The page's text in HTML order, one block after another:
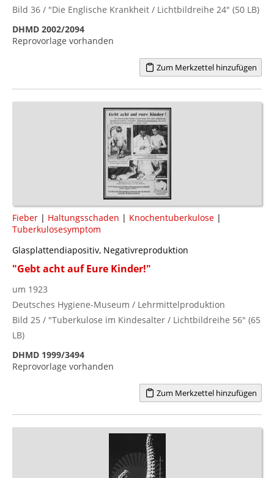
Bild 36 / "Die Englische Krankheit / Lichtbildreihe 24" (50 LB)
DHMD 2002/2094
Reprovorlage vorhanden
Zum Merkzettel hinzufügen
Fieber | Haltungsschaden | Knochentuberkulose |
Tuberkulosesymptom
Glasplattendiapositiv, Negativreproduktion
"Gebt acht auf Eure Kinder!"
um 1923
Deutsches Hygiene-Museum / Lehrmittelproduktion
Bild 25 / "Tuberkulose im Kindesalter / Lichtbildreihe 56" (65
LB)
DHMD 1999/3494
Reprovorlage vorhanden
Zum Merkzettel hinzufügen